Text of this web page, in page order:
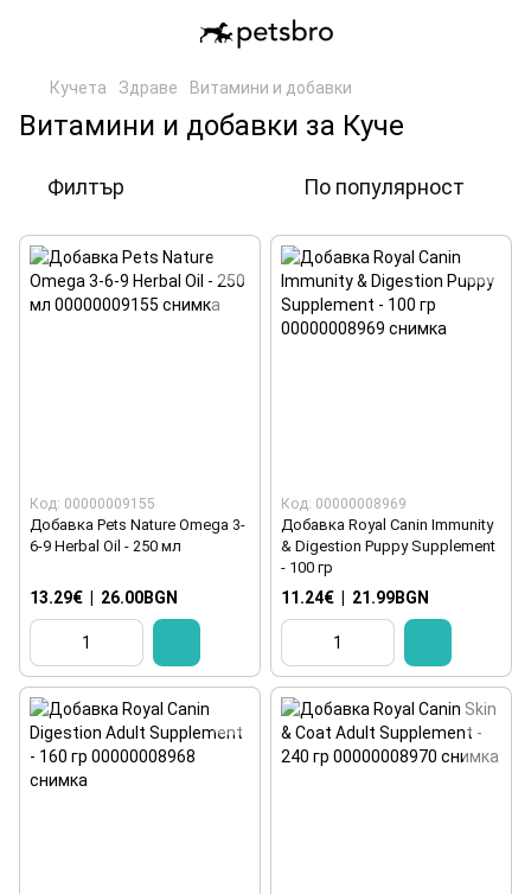
Кучета Здраве Витамини и добавки
Витамини и добавки за Куче
Филтър По популярност
Код: 00000009155
Добавка Pets Nature Omega 3-
6-9 Herbal Oil - 250 мл
13.29€ 26.00BGN
Код: 00000008969
Добавка Royal Canin Immunity
& Digestion Puppy Supplement
- 100 гр
11.24€ 21.99BGN